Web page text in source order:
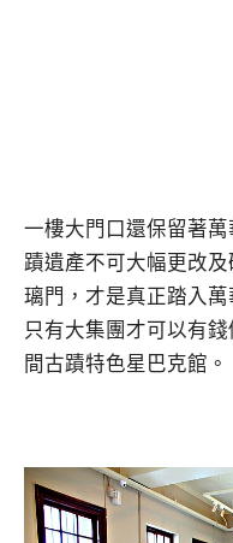
一樓大門口還保留著
蹟遺產不可大幅更改
璃門，才是真正踏入
只有大集團才可以有
間古蹟特色星巴克館。